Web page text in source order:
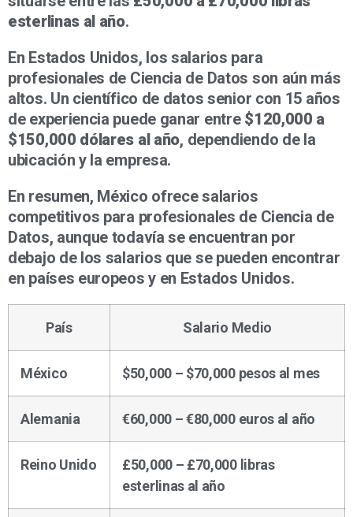
esterlinas al año.
En Estados Unidos, los salarios para
profesionales de Ciencia de Datos son aún más
altos. Un científico de datos senior con 15 años
de experiencia puede ganar entre $120,000 a
$150,000 dólares al año, dependiendo de la
ubicación y la empresa.
En resumen, México ofrece salarios
competitivos para profesionales de Ciencia de
Datos, aunque todavía se encuentran por
debajo de los salarios que se pueden encontrar
en países europeos y en Estados Unidos.
País Salario Medio
México $50,000 – $70,000 pesos al mes
Alemania €60,000 – €80,000 euros al año
Reino Unido
£50,000 – £70,000 libras
esterlinas al año